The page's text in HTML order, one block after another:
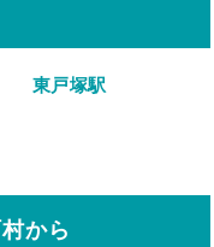
東戸塚駅
から